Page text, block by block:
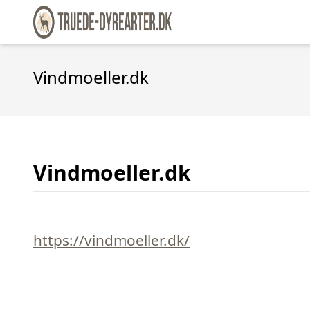
Vindmoeller.dk
Vindmoeller.dk
https://vindmoeller.dk/